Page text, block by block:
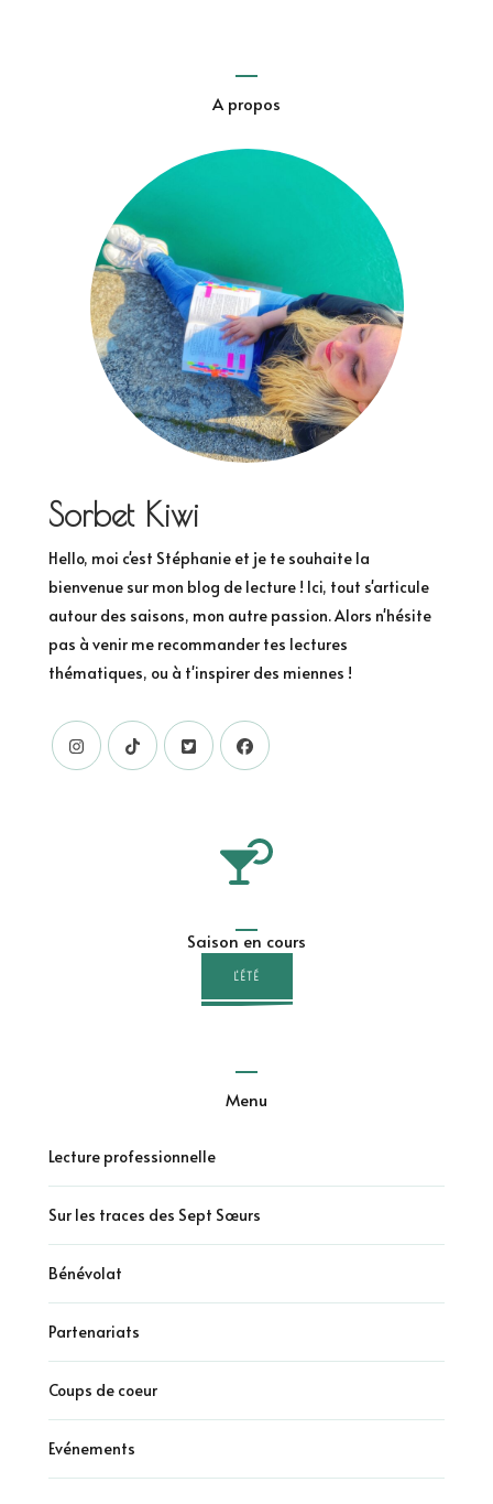
A propos
Sorbet Kiwi
Hello, moi c'est Stéphanie et je te souhaite la
bienvenue sur mon blog de lecture ! Ici, tout s'articule
autour des saisons, mon autre passion. Alors n'hésite
pas à venir me recommander tes lectures
thématiques, ou à t'inspirer des miennes !
Saison en cours
L'ÉTÉ
Menu
Lecture professionnelle
Sur les traces des Sept Sœurs
Bénévolat
Partenariats
Coups de coeur
Evénements